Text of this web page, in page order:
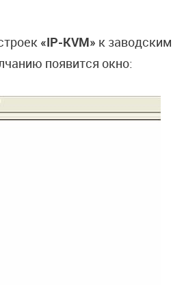
«IP-KVM» к заводским
появится окно: